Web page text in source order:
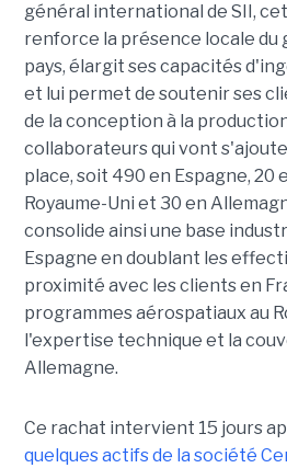
général international de SII,
renforce la présence locale du
pays, élargit ses capacités
et lui permet de soutenir ses
de la conception à la
collaborateurs qui vont
place, soit 490 en Espagne, 20
Royaume-Uni et 30 en
consolide ainsi une base
Espagne en doublant les
proximité avec les clients en
programmes aérospatiaux au
l'expertise technique et la
Allemagne.
Ce rachat intervient 15 jours
quelques actifs de la société